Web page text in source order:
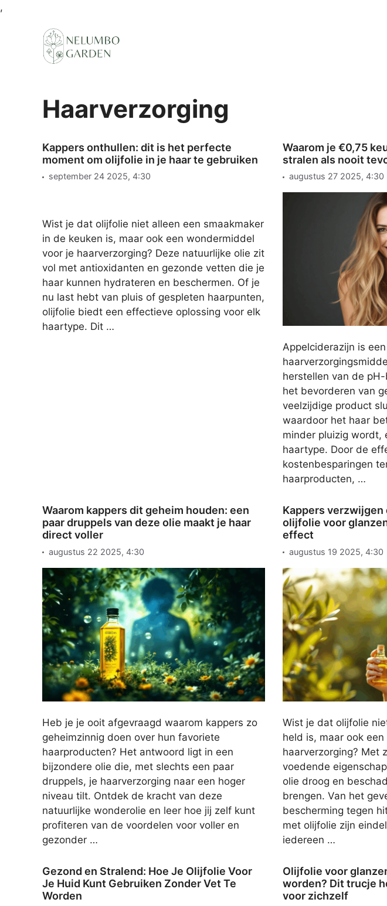
,
Haarverzorging
Kappers onthullen: dit is het perfecte
moment om olijfolie in je haar te gebruiken
september 24 2025, 4:30
Wist je dat olijfolie niet alleen een smaakmaker
in de keuken is, maar ook een wondermiddel
voor je haarverzorging? Deze natuurlijke olie zit
vol met antioxidanten en gezonde vetten die je
haar kunnen hydrateren en beschermen. Of je
nu last hebt van pluis of gespleten haarpunten,
olijfolie biedt een effectieve oplossing voor elk
haartype. Dit …
Waarom je €0,75
stralen als nooit
augustus 27 2025, 4:30
Appelciderazijn is
herstellen van de
het bevorderen van
veelzijdige product
waardoor het haar
minder pluizig wordt,
haartype. Door de
kostenbesparingen
haarproducten, …
Waarom kappers dit geheim houden: een
paar druppels van deze olie maakt je haar
direct voller
augustus 22 2025, 4:30
Heb je je ooit afgevraagd waarom kappers zo
geheimzinnig doen over hun favoriete
haarproducten? Het antwoord ligt in een
bijzondere olie die, met slechts een paar
druppels, je haarverzorging naar een hoger
niveau tilt. Ontdek de kracht van deze
natuurlijke wonderolie en leer hoe jij zelf kunt
profiteren van de voordelen voor voller en
gezonder …
Kappers verzwijgen
olijfolie voor
effect
augustus 19 2025, 4:30
Wist je dat olijfolie
held is, maar ook
haarverzorging? Met
voedende
olie droog en
brengen. Van het
bescherming tegen
met olijfolie zijn
iedereen …
Gezond en Stralend: Hoe Je Olijfolie Voor
Je Huid Kunt Gebruiken Zonder Vet Te
Worden
Olijfolie voor
worden? Dit trucje
voor zichzelf